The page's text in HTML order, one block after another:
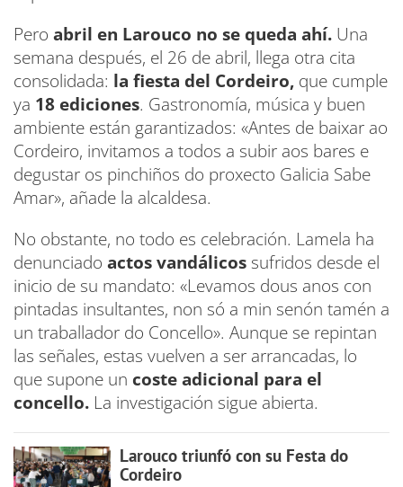
Pero abril en Larouco no se queda ahí. Una
semana después, el 26 de abril, llega otra cita
consolidada: la fiesta del Cordeiro, que cumple
ya 18 ediciones. Gastronomía, música y buen
ambiente están garantizados: «Antes de baixar ao
Cordeiro, invitamos a todos a subir aos bares e
degustar os pinchiños do proxecto Galicia Sabe
Amar», añade la alcaldesa.
No obstante, no todo es celebración. Lamela ha
denunciado actos vandálicos sufridos desde el
inicio de su mandato: «Levamos dous anos con
pintadas insultantes, non só a min senón tamén a
un traballador do Concello». Aunque se repintan
las señales, estas vuelven a ser arrancadas, lo
que supone un coste adicional para el
concello. La investigación sigue abierta.
Larouco triunfó con su Festa do
Cordeiro